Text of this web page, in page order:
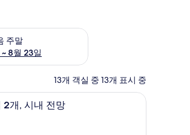
주말
8월 23일
여부 확인, 8월 21일 ~ 8월 23일
13개 객실 중 13개 표시 중
2개, 시내 전망